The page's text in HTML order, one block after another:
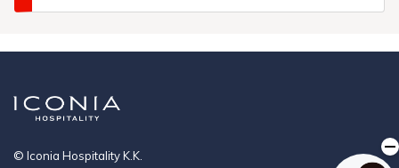
© Iconia Hospitality K.K.